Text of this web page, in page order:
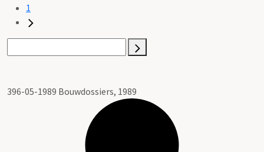
1
396-05-1989 Bouwdossiers, 1989